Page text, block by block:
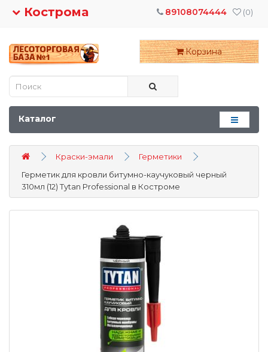
Кострома (0)
89108074444
Корзина
Каталог
Краски-эмали
Герметики
Герметик для кровли битумно-каучуковый черный
310мл (12) Tytan Professional в Костроме